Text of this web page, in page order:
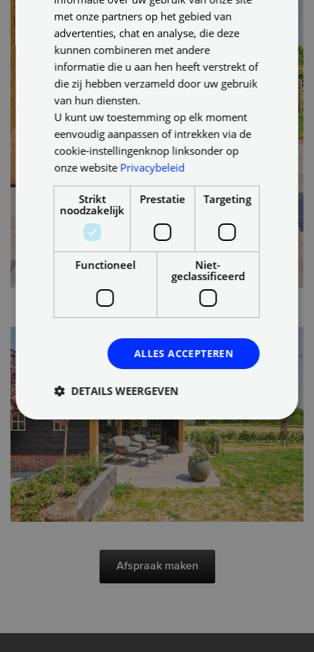
Afspraak maken
met onze partners op het gebied van
advertenties, chat en analyse, die deze
kunnen combineren met andere
informatie die u aan hen heeft verstrekt of
die zij hebben verzameld door uw gebruik
van hun diensten.
U kunt uw toestemming op elk moment
eenvoudig aanpassen of intrekken via de
cookie-instellingenknop linksonder op
onze website Privacybeleid
Strikt
noodzakelijk
Prestatie Targeting
Functioneel
Niet-
geclassificeerd
ALLES ACCEPTEREN
DETAILS WEERGEVEN